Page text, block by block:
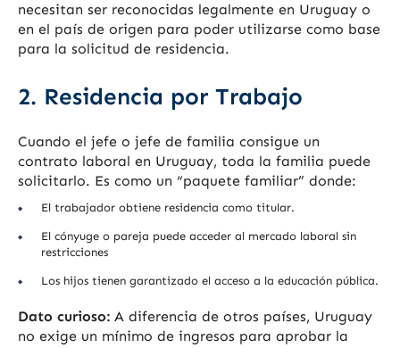
necesitan ser reconocidas legalmente en Uruguay o
en el país de origen para poder utilizarse como base
para la solicitud de residencia.
2. Residencia por Trabajo
Cuando el jefe o jefe de familia consigue un
contrato laboral en Uruguay, toda la familia puede
solicitarlo. Es como un “paquete familiar” donde:
El trabajador obtiene residencia como titular.
El cónyuge o pareja puede acceder al mercado laboral sin
restricciones
Los hijos tienen garantizado el acceso a la educación pública.
Dato curioso: A diferencia de otros países, Uruguay
no exige un mínimo de ingresos para aprobar la